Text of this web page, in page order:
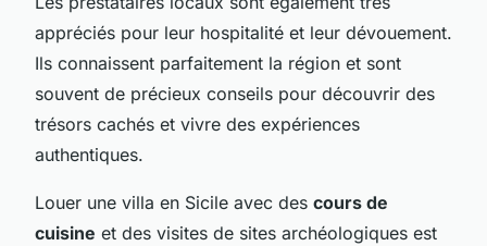
appréciés pour leur hospitalité et leur dévouement.
Ils connaissent parfaitement la région et sont
souvent de précieux conseils pour découvrir des
trésors cachés et vivre des expériences
authentiques.
Louer une villa en Sicile avec des cours de
cuisine et des visites de sites archéologiques est